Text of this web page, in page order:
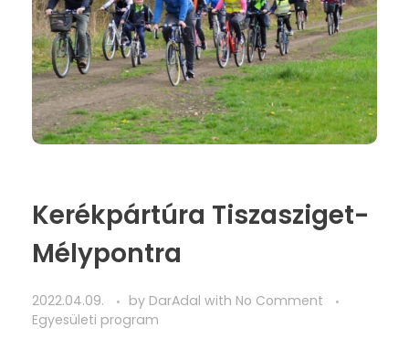
Kerékpártúra Tiszasziget-
Mélypontra
2022.04.09. by DarAdal with No Comment
Egyesületi program